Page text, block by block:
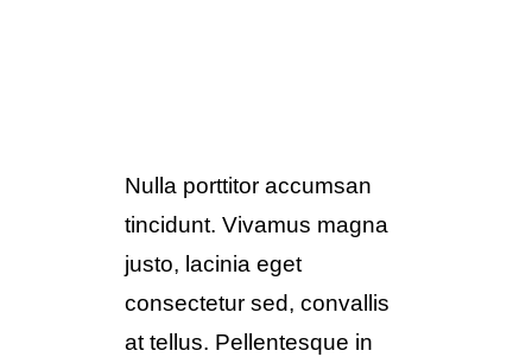
Nulla porttitor accumsan
tincidunt. Vivamus magna
justo, lacinia eget
consectetur sed, convallis
at tellus. Pellentesque in